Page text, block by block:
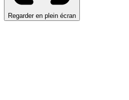
Regarder en plein écran